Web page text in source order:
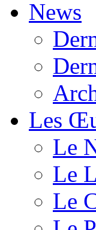
News
Les
Le
Le
Le